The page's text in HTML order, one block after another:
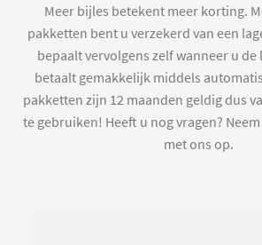
Meer bijles betekent meer korting.
pakketten bent u verzekerd van een
bepaalt vervolgens zelf wanneer u de
betaalt gemakkelijk middels
pakketten zijn 12 maanden geldig dus
te gebruiken! Heeft u nog vragen?
met ons op.